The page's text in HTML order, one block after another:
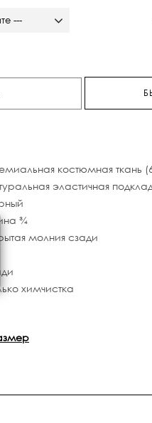
---
костюмная ткань
эластичная
¾
молния сзади
химчистка